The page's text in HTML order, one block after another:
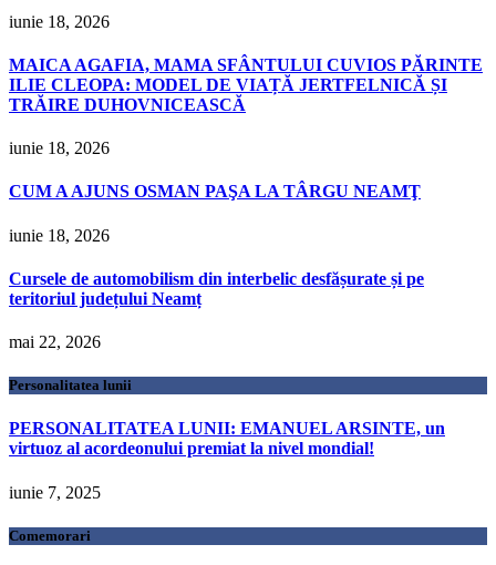
iunie 18, 2026
MAICA AGAFIA, MAMA SFÂNTULUI CUVIOS PĂRINTE
ILIE CLEOPA: MODEL DE VIAȚĂ JERTFELNICĂ ȘI
TRĂIRE DUHOVNICEASCĂ
iunie 18, 2026
CUM A AJUNS OSMAN PAŞA LA TÂRGU NEAMŢ
iunie 18, 2026
Cursele de automobilism din interbelic desfășurate și pe
teritoriul județului Neamț
mai 22, 2026
Personalitatea lunii
PERSONALITATEA LUNII: EMANUEL ARSINTE, un
virtuoz al acordeonului premiat la nivel mondial!
iunie 7, 2025
Comemorari